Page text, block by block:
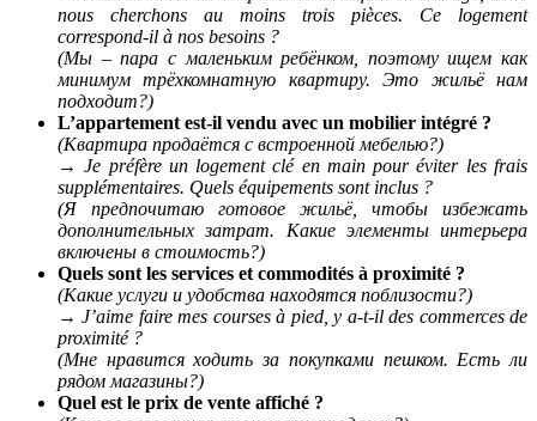
nous cherchons au moins trois pièces. Ce logement
correspond-il à nos besoins ?
(Мы – пара с маленьким ребёнком, поэтому ищем как
минимум трёхкомнатную квартиру. Это жильё нам
подходит?)
L’appartement est-il vendu avec un mobilier intégré ?
(Квартира продаётся с встроенной мебелью?)
→Je préfère un logement clé en main pour éviter les frais
supplémentaires. Quels équipements sont inclus ?
(Я предпочитаю готовое жильё, чтобы избежать
дополнительных затрат. Какие элементы интерьера
включены в стоимость?)
Quels sont les services et commodités à proximité ?
(Какие услуги и удобства находятся поблизости?)
→J’aime faire mes courses à pied, y a-t-il des commerces de
proximité ?
(Мне нравится ходить за покупками пешком. Есть ли
рядом магазины?)
Quel est le prix de vente affiché ?